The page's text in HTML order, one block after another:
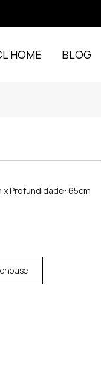
HOME BLOG
x Profundidade: 65cm